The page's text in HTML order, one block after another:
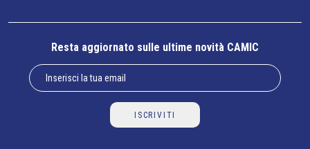
Resta aggiornato sulle ultime novità CAMIC
ISCRIVITI